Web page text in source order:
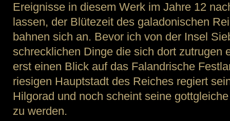
Ereignisse in diesem Werk im Jahre 12
lassen, der Blütezeit des galadonischen
bahnen sich an. Bevor ich von der Insel
schrecklichen Dinge die sich dort zutrugen
erst einen Blick auf das Falandrische
riesigen Hauptstadt des Reiches regiert
Hilgorad und noch scheint seine
zu werden.